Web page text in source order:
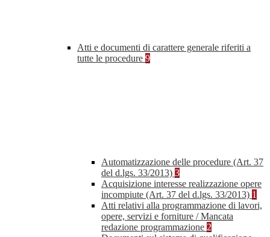
Atti e documenti di carattere generale riferiti a
tutte le procedure 9
Automatizzazione delle procedure (Art. 37
del d.lgs. 33/2013) 3
Acquisizione interesse realizzazione opere
incompiute (Art. 37 del d.lgs. 33/2013) 1
Atti relativi alla programmazione di lavori,
opere, servizi e forniture / Mancata
redazione programmazione 2